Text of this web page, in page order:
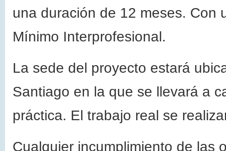
una duración de 12 meses. Con
Mínimo Interprofesional.
La sede del proyecto estará
Santiago en la que se llevará a
práctica. El trabajo real se
Cualquier incumplimiento de las